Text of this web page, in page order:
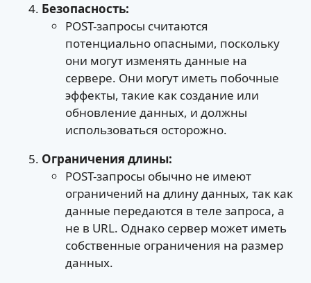
Безопасность:
POST-запросы считаются
потенциально опасными, поскольку
они могут изменять данные на
сервере. Они могут иметь побочные
эффекты, такие как создание или
обновление данных, и должны
использоваться осторожно.
Ограничения длины:
POST-запросы обычно не имеют
ограничений на длину данных, так как
данные передаются в теле запроса, а
не в URL. Однако сервер может иметь
собственные ограничения на размер
данных.